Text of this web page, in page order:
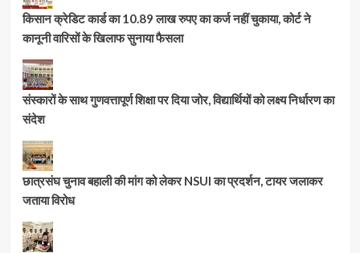
किसान क्रेडिट कार्ड का 10.89 लाख रुपए का कर्ज नहीं चुकाया, कोर्ट ने
कानूनी वारिसों के खिलाफ सुनाया फैसला
संस्कारों के साथ गुणवत्तापूर्ण शिक्षा पर दिया जोर, विद्यार्थियों को लक्ष्य निर्धारण का
संदेश
छात्रसंघ चुनाव बहाली की मांग को लेकर NSUI का प्रदर्शन, टायर जलाकर
जताया विरोध